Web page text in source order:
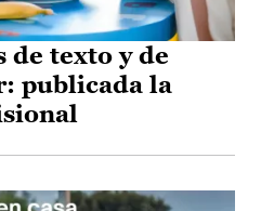
de texto y de
publicada la